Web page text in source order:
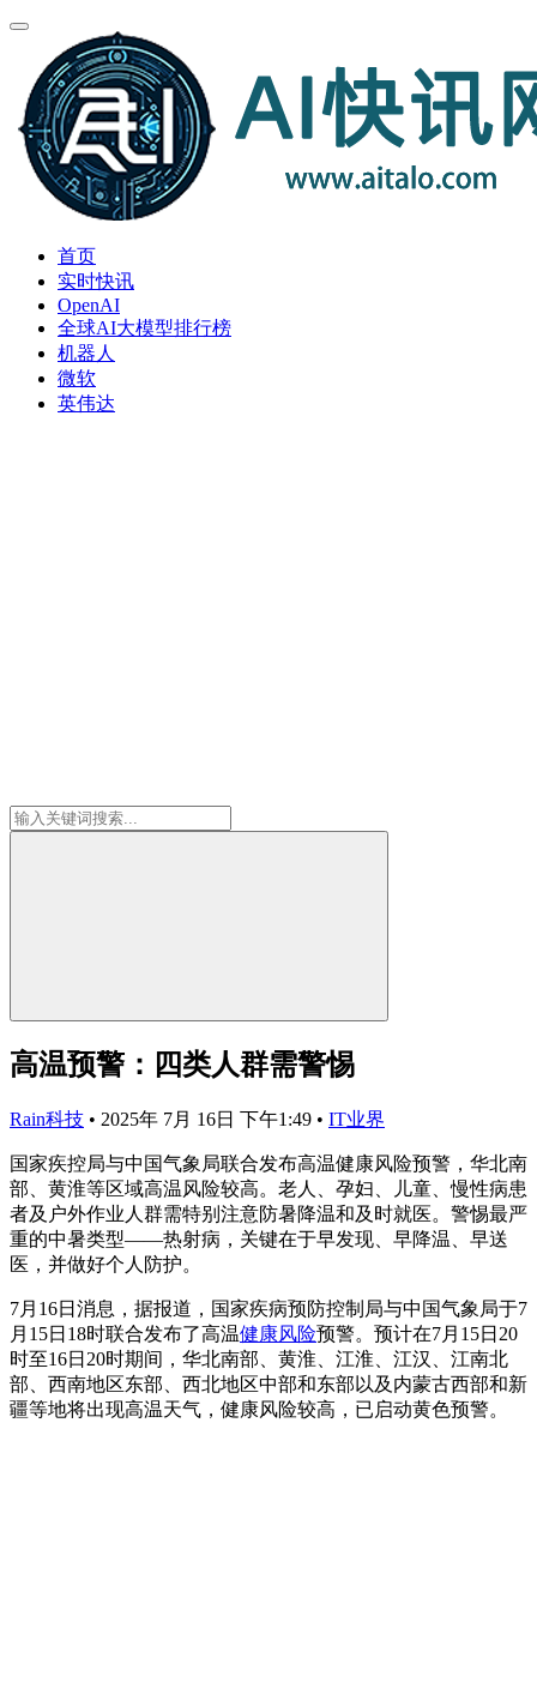
首页
实时快讯
OpenAI
全球AI大模型排行榜
机器人
微软
英伟达
高温预警：四类人群需警惕
Rain科技 • 2025年 7月 16日 下午1:49 • IT业界
国家疾控局与中国气象局联合发布高温健康风险预警，华北南
部、黄淮等区域高温风险较高。老人、孕妇、儿童、慢性病患
者及户外作业人群需特别注意防暑降温和及时就医。警惕最严
重的中暑类型——热射病，关键在于早发现、早降温、早送
医，并做好个人防护。
7月16日消息，据报道，国家疾病预防控制局与中国气象局于7
月15日18时联合发布了高温健康风险预警。预计在7月15日20
时至16日20时期间，华北南部、黄淮、江淮、江汉、江南北
部、西南地区东部、西北地区中部和东部以及内蒙古西部和新
疆等地将出现高温天气，健康风险较高，已启动黄色预警。